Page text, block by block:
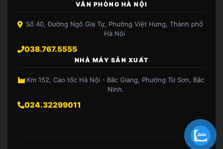
VĂN PHÒNG HÀ NỘI
Số 40, Đường Ngô Gia Tự, Phường Việt Hưng, Thành phố
Hà Nội
038.767.5555
NHÀ MÁY SẢN XUẤT
Km 152, Cao tốc Hà Nội - Bắc Giang, Phường Từ Sơn, Bắc
Ninh.
024.32299011